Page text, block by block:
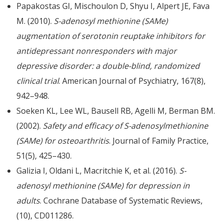
Papakostas GI, Mischoulon D, Shyu I, Alpert JE, Fava
M. (2010). S-adenosyl methionine (SAMe)
augmentation of serotonin reuptake inhibitors for
antidepressant nonresponders with major
depressive disorder: a double-blind, randomized
clinical trial. American Journal of Psychiatry, 167(8),
942–948.
Soeken KL, Lee WL, Bausell RB, Agelli M, Berman BM.
(2002). Safety and efficacy of S-adenosylmethionine
(SAMe) for osteoarthritis. Journal of Family Practice,
51(5), 425–430.
Galizia I, Oldani L, Macritchie K, et al. (2016). S-
adenosyl methionine (SAMe) for depression in
adults. Cochrane Database of Systematic Reviews,
(10), CD011286.